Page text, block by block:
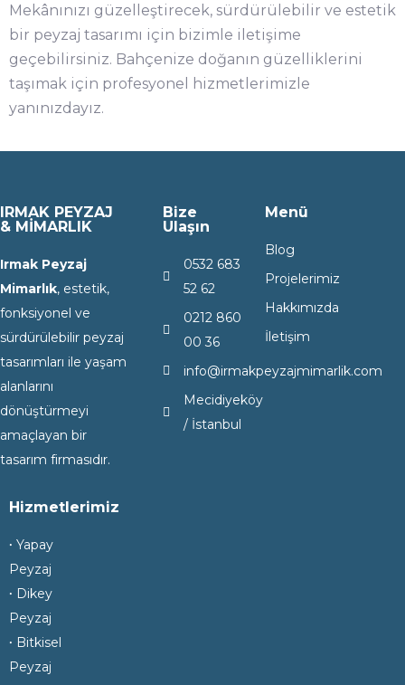
Mekânınızı güzelleştirecek, sürdürülebilir ve estetik
bir peyzaj tasarımı için bizimle iletişime
geçebilirsiniz. Bahçenize doğanın güzelliklerini
taşımak için profesyonel hizmetlerimizle
yanınızdayız.
IRMAK PEYZAJ
& MİMARLIK
Irmak Peyzaj
Mimarlık, estetik,
fonksiyonel ve
sürdürülebilir peyzaj
tasarımları ile yaşam
alanlarını
dönüştürmeyi
amaçlayan bir
tasarım firmasıdır.
Bize
Ulaşın
0532 683
52 62
0212 860
00 36
info@irmakpeyzajmimarlik.com
Mecidiyeköy
/ İstanbul
Menü
Blog
Projelerimiz
Hakkımızda
İletişim
Hizmetlerimiz
𐤟 Yapay
Peyzaj
𐤟 Dikey
Peyzaj
𐤟 Bitkisel
Peyzaj